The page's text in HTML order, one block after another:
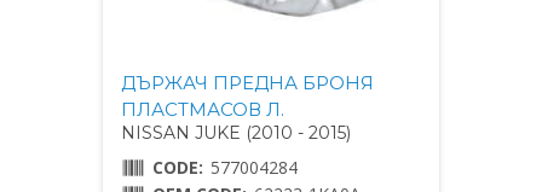
ДЪРЖАЧ ПРЕДНА БРОНЯ
ПЛАСТМАСОВ Л.
NISSAN JUKE (2010 - 2015)
CODE: 577004284